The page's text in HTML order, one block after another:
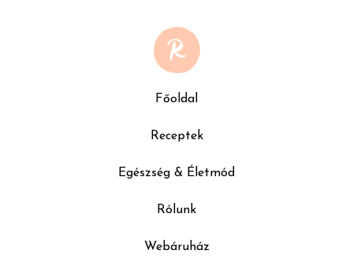
Főoldal
Receptek
Egészség & Életmód
Rólunk
Webáruház